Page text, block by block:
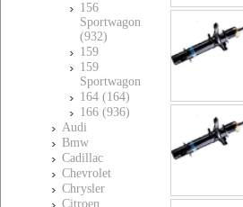
156
Sportwagon
(932)
159
159
Sportwagon
164 (164)
166 (936)
Audi
Bmw
Cadillac
Chevrolet
Chrysler
Citroen